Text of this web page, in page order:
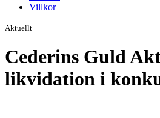
Villkor
Aktuellt
Cederins Guld
likvidation i